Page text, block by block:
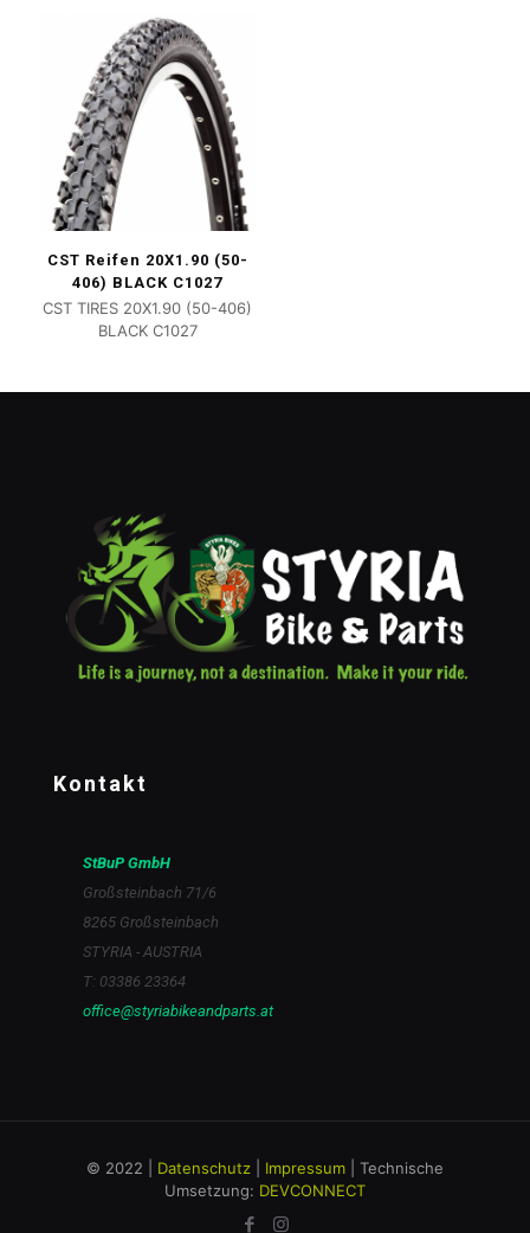
CST Reifen 20X1.90 (50-
406) BLACK C1027
CST TIRES 20X1.90 (50-406)
BLACK C1027
Kontakt
StBuP GmbH
Großsteinbach 71/6
8265 Großsteinbach
STYRIA - AUSTRIA
T: 03386 23364
office@styriabikeandparts.at
© 2022 | Datenschutz Impressum | Technische
Umsetzung: DEVCONNECT